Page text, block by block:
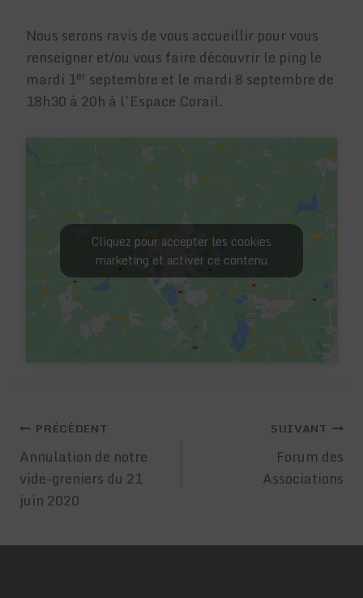
Nous serons ravis de vous accueillir pour vous
renseigner et/ou vous faire découvrir le ping le
mardi 1er septembre et le mardi 8 septembre de
18h30 à 20h à l’Espace Corail.
Cliquez pour accepter les cookies
marketing et activer ce contenu
Navigation
de
l’article
PRÉCÉDENT
Annulation de notre
vide-greniers du 21
juin 2020
SUIVANT
Forum des
Associations